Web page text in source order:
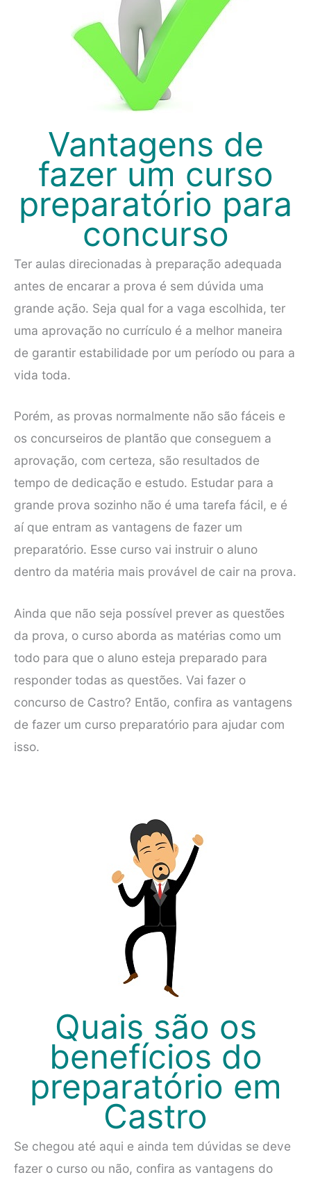
Vantagens de
fazer um curso
preparatório para
concurso
Ter aulas direcionadas à preparação adequada
antes de encarar a prova é sem dúvida uma
grande ação. Seja qual for a vaga escolhida, ter
uma aprovação no currículo é a melhor maneira
de garantir estabilidade por um período ou para a
vida toda.
Porém, as provas normalmente não são fáceis e
os concurseiros de plantão que conseguem a
aprovação, com certeza, são resultados de
tempo de dedicação e estudo. Estudar para a
grande prova sozinho não é uma tarefa fácil, e é
aí que entram as vantagens de fazer um
preparatório. Esse curso vai instruir o aluno
dentro da matéria mais provável de cair na prova.
Ainda que não seja possível prever as questões
da prova, o curso aborda as matérias como um
todo para que o aluno esteja preparado para
responder todas as questões. Vai fazer o
concurso de Castro? Então, confira as vantagens
de fazer um curso preparatório para ajudar com
isso.
Quais são os
benefícios do
preparatório em
Castro
Se chegou até aqui e ainda tem dúvidas se deve
fazer o curso ou não, confira as vantagens do